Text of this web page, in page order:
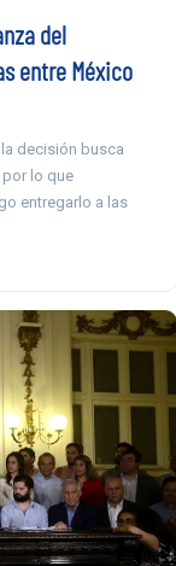
del
entre México
decisión busca
lo que
entregarlo a las